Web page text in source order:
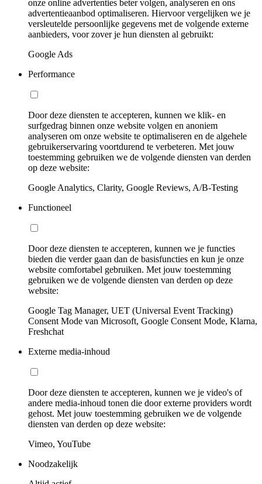
onze online advertenties beter volgen, analyseren en ons
advertentieaanbod optimaliseren. Hiervoor vergelijken we je
versleutelde persoonlijke gegevens met de volgende externe
aanbieders, voor zover je hun diensten al gebruikt:
Google Ads
Performance
Door deze diensten te accepteren, kunnen we klik- en
surfgedrag binnen onze website volgen en anoniem
analyseren om onze website te optimaliseren en de algehele
gebruikerservaring voortdurend te verbeteren. Met jouw
toestemming gebruiken we de volgende diensten van derden
op deze website:
Google Analytics, Clarity, Google Reviews, A/B-Testing
Functioneel
Door deze diensten te accepteren, kunnen we je functies
bieden die verder gaan dan de basisfuncties en kun je onze
website comfortabel gebruiken. Met jouw toestemming
gebruiken we de volgende diensten van derden op deze
website:
Google Tag Manager, UET (Universal Event Tracking)
Consent Mode van Microsoft, Google Consent Mode, Klarna,
Freshchat
Externe media-inhoud
Door deze diensten te accepteren, kunnen we je video's of
andere media-inhoud tonen die door externe providers wordt
gehost. Met jouw toestemming gebruiken we de volgende
diensten van derden op deze website:
Vimeo, YouTube
Noodzakelijk